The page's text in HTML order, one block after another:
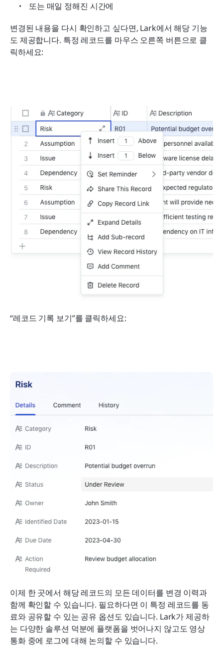
또는 매일 정해진 시간에
변경된 내용을 다시 확인하고 싶다면, Lark에서 해당 기능
도 제공합니다. 특정 레코드를 마우스 오른쪽 버튼으로 클
릭하세요:
“레코드 기록 보기”를 클릭하세요:
이제 한 곳에서 해당 레코드의 모든 데이터를 변경 이력과
함께 확인할 수 있습니다. 필요하다면 이 특정 레코드를 동
료와 공유할 수 있는 공유 옵션도 있습니다. Lark가 제공하
는 다양한 솔루션 덕분에 플랫폼을 벗어나지 않고도 영상
통화 중에 로그에 대해 논의할 수 있습니다.